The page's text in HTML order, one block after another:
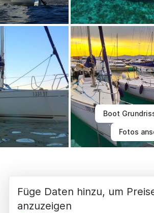
Boot
Fotos
Füge Daten hinzu, um
anzuzeigen